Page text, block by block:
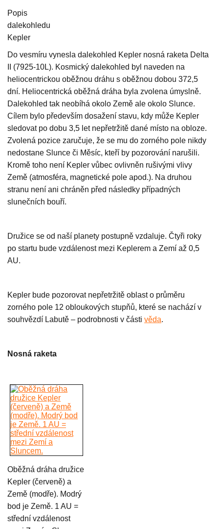
Popis
dalekohledu
Kepler
Do vesmíru vynesla dalekohled Kepler nosná raketa Delta
II (7925-10L). Kosmický dalekohled byl naveden na
heliocentrickou oběžnou dráhu s oběžnou dobou 372,5
dní. Heliocentrická oběžná dráha byla zvolena úmyslně.
Dalekohled tak neobíhá okolo Země ale okolo Slunce.
Cílem bylo především dosažení stavu, kdy může Kepler
sledovat po dobu 3,5 let nepřetržitě dané místo na obloze.
Zvolená pozice zaručuje, že se mu do zorného pole nikdy
nedostane Slunce či Měsíc, kteří by pozorování narušili.
Kromě toho není Kepler vůbec ovlivněn rušivými vlivy
Země (atmosféra, magnetické pole apod.). Na druhou
stranu není ani chráněn před následky případných
slunečních bouří.
Družice se od naší planety postupně vzdaluje. Čtyři roky
po startu bude vzdálenost mezi Keplerem a Zemí až 0,5
AU.
Kepler bude pozorovat nepřetržitě oblast o průměru
zorného pole 12 obloukových stupňů, které se nachází v
souhvězdí Labutě – podrobnosti v části věda.
Nosná raketa
Oběžná dráha družice
Kepler (červeně) a
Země (modře). Modrý
bod je Země. 1 AU =
střední vzdálenost